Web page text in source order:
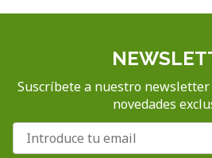
Suscríbete a nuestro
novedades